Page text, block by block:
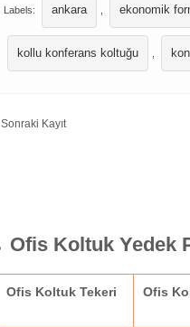
Labels: ankara ekonomik
kollu konferans koltuğu
Sonraki Kayıt
Ofis Koltuk Yedek
Ofis Koltuk Tekeri Ofis